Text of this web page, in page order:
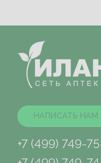
НАПИСАТЬ НАМ
+7 (499) 749-